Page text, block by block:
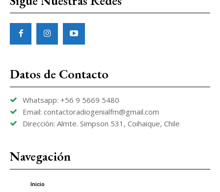
Datos de Contacto
Whatsapp: +56 9 5669 5480
Email: contactoradiogenialfm@gmail.com
Dirección: Almte. Simpson 531, Coihaique, Chile
Navegación
Inicio